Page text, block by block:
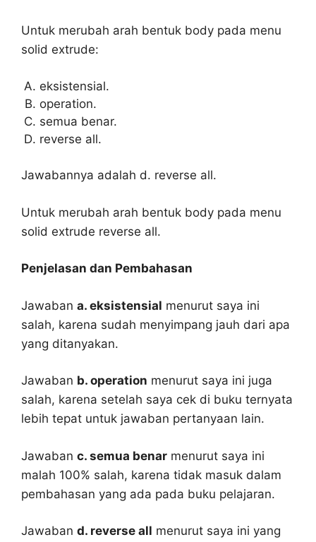
Untuk merubah arah bentuk body pada menu
solid extrude:
eksistensial.
operation.
semua benar.
reverse all.
Jawabannya adalah d. reverse all.
Untuk merubah arah bentuk body pada menu
solid extrude reverse all.
Penjelasan dan Pembahasan
Jawaban a. eksistensial menurut saya ini
salah, karena sudah menyimpang jauh dari apa
yang ditanyakan.
Jawaban b. operation menurut saya ini juga
salah, karena setelah saya cek di buku ternyata
lebih tepat untuk jawaban pertanyaan lain.
Jawaban c. semua benar menurut saya ini
malah 100% salah, karena tidak masuk dalam
pembahasan yang ada pada buku pelajaran.
Jawaban d. reverse all menurut saya ini yang